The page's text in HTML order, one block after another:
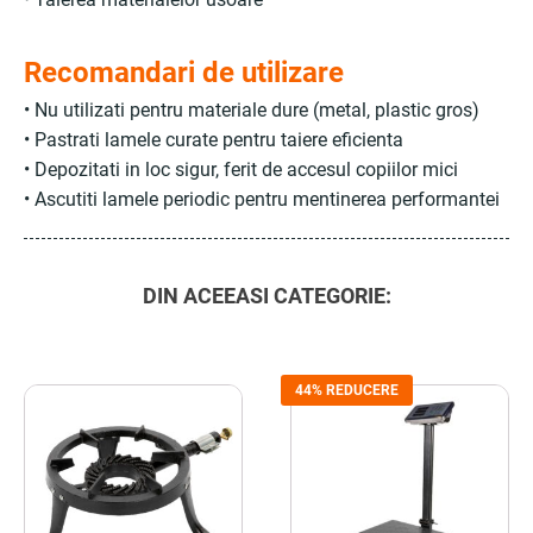
Recomandari de utilizare
• Nu utilizati pentru materiale dure (metal, plastic gros)
• Pastrati lamele curate pentru taiere eficienta
• Depozitati in loc sigur, ferit de accesul copiilor mici
• Ascutiti lamele periodic pentru mentinerea performantei
DIN ACEEASI CATEGORIE:
44% REDUCERE